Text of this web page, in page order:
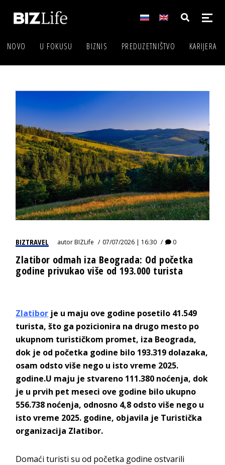
NOVO U FOKUSU BIZNIS PREDUZETNIŠTVO KARIJERA
BIZTRAVEL autorBIZLife 07/07/2026 | 16:30 0
Zlatibor odmah iza Beograda: Od početka
godine privukao više od 193.000 turista
Zlatibor je u maju ove godine posetilo 41.549
turista, što ga pozicionira na drugo mesto po
ukupnom turističkom promet, iza Beograda,
dok je od početka godine bilo 193.319 dolazaka,
osam odsto više nego u isto vreme 2025.
godine.U maju je stvareno 111.380 noćenja, dok
je u prvih pet meseci ove godine bilo ukupno
556.738 noćenja, odnosno 4,8 odsto više nego u
isto vreme 2025. godine, objavila je Turistička
organizacija Zlatibor.
Domaći turisti su od početka godine ostvarili